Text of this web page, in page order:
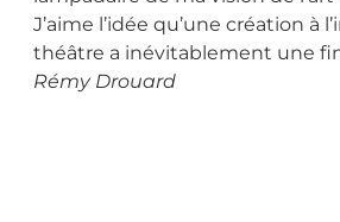
J’aime l’idée qu’une création à
théâtre a inévitablement une
Rémy Drouard